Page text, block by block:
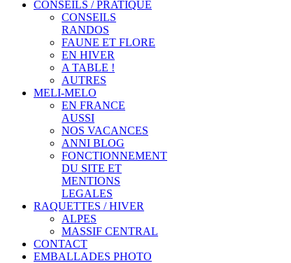
CONSEILS / PRATIQUE
CONSEILS
RANDOS
FAUNE ET FLORE
EN HIVER
A TABLE !
AUTRES
MELI-MELO
EN FRANCE
AUSSI
NOS VACANCES
ANNI BLOG
FONCTIONNEMENT
DU SITE ET
MENTIONS
LEGALES
RAQUETTES / HIVER
ALPES
MASSIF CENTRAL
CONTACT
EMBALLADES PHOTO